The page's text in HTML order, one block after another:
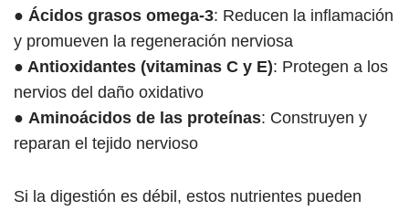
● Ácidos grasos omega-3: Reducen la inflamación
y promueven la regeneración nerviosa
● Antioxidantes (vitaminas C y E): Protegen a los
nervios del daño oxidativo
● Aminoácidos de las proteínas: Construyen y
reparan el tejido nervioso
Si la digestión es débil, estos nutrientes pueden